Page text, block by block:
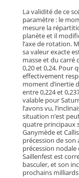
La validité de ce
paramètre : le
mesure la
planète et il
l’axe de rotation.
sa valeur exacte
masse et du carré
0,20 et 0,24. Pour
effectivement
moment d’inertie
entre 0,224 et
valable pour
l’avons vu,
situation n’est
quatre principaux
Ganymède et
précession de son
précession nodale
Saillenfest est
basculer, et son
prochains milliards